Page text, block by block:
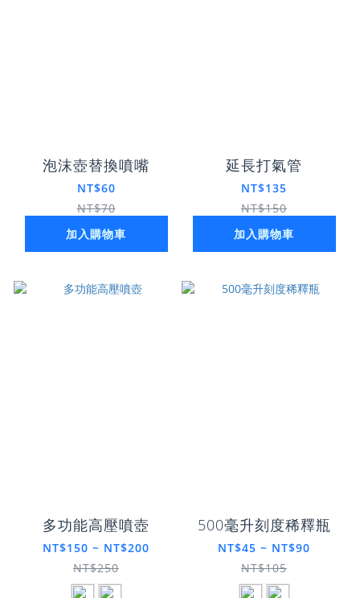
泡沫壺替換噴嘴
NT$60
NT$70
加入購物車
延長打氣管
NT$135
NT$150
加入購物車
多功能高壓噴壺
NT$150 ~ NT$200
NT$250
500毫升刻度稀釋瓶
NT$45 ~ NT$90
NT$105